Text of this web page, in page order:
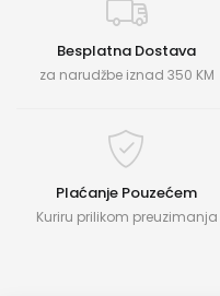
Besplatna Dostava
za narudžbe iznad 350 KM
Plaćanje Pouzećem
Kuriru prilikom preuzimanja